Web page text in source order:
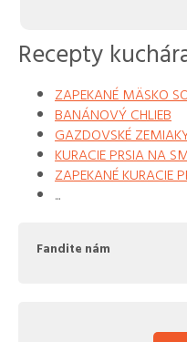
Recepty
ZAPEKANÉ MÄSKO
BANÁNOVÝ CHLIEB
GAZDOVSKÉ
KURACIE PRSIA NA
ZAPEKANÉ KURACIE
...
Fandite nám